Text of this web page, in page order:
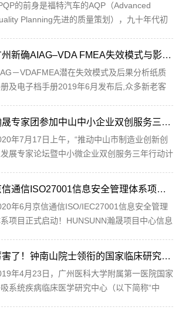
控制计划从APQP手册中独立出来
的前身是福特汽车的AQP（Advanced
Planning先进的质量策划），九十年代初
册（第一版），随后在2008年进行了第二版
，至此一直延续至今。经历了十多年实践和验
及汽车行业的全球大发展，同时新技术的大量
对APQP提出了新的要求。为了适应日新月异
化，在总结多年经验教训的基础上，APQP于
广州新确AIAG–VDA FMEA失效模式与影响分析培训
－VDAFMEA潜在失效模式及后果分析纸质
及电子档手册2019年6月发布后,众多新老客
瀚晟专家团参加中山中小企业双创服务三年行动
年7月17日上午，“推动中山市制造业创新创
展专家论坛暨中小微企业双创服务三年行动计
京信通信ISO27001信息安全管理体系项目启动
年6月京信通信ISO/IEC27001信息安全管理
项目正式启动！HUNSUNN瀚晟项目中心信息
厉害了！钟南山院士领衔的国家临床研究中心通过ISO9001:2015质量管理体系认证证书
年4月23日，广州医科大学附属第一医院国家
系统疾病临床医学研究中心（以下简称“中